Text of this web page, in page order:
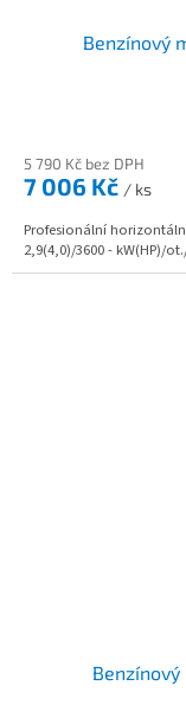
Benzínový
5 790 Kč bez DPH
7 006 Kč / ks
Profesionální
2,9(4,0)/3600 - kW(HP)/